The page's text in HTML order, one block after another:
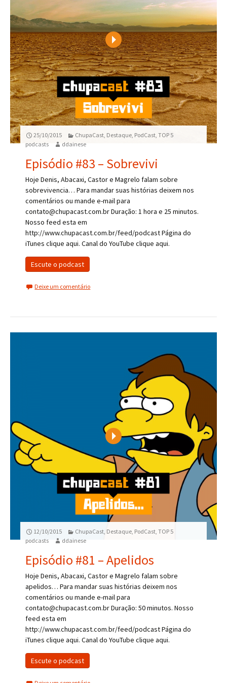
Play
25/10/2015 ChupaCast, Destaque, PodCast,TOP 5
podcasts
ddainese
Episódio #83 – Sobrevivi
Hoje Denis, Abacaxi, Castor e Magrelo falam sobre
sobrevivencia… Para mandar suas histórias deixem nos
comentários ou mande e-mail para
contato@chupacast.com.br Duração: 1 hora e 25 minutos.
Nosso feed esta em
http://www.chupacast.com.br/feed/podcast Página do
iTunes clique aqui. Canal do YouTube clique aqui.
Escute o podcast
Deixe um comentário
Play
12/10/2015 ChupaCast, Destaque, PodCast,TOP 5
podcasts
ddainese
Episódio #81 – Apelidos
Hoje Denis, Abacaxi, Castor e Magrelo falam sobre
apelidos… Para mandar suas histórias deixem nos
comentários ou mande e-mail para
contato@chupacast.com.br Duração: 50 minutos. Nosso
feed esta em
http://www.chupacast.com.br/feed/podcast Página do
iTunes clique aqui. Canal do YouTube clique aqui.
Escute o podcast